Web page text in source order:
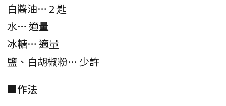
白醬油… 2 匙
水… 適量
冰糖… 適量
鹽、白胡椒粉… 少許
■作法